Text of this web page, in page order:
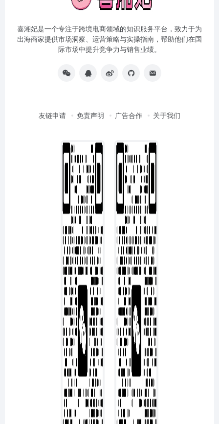
喜湘妃是一个专注于跨境电商领域的知识服务平台，致力于为
出海商家提供市场洞察、运营策略与实操指南，帮助他们在国
际市场中提升竞争力与销售业绩。
友链申请 免责声明 广告合作 关于我们